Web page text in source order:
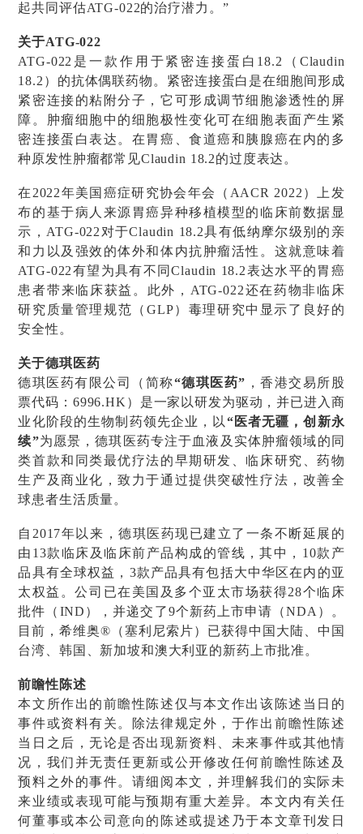
起共同评估ATG-022的治疗潜力。”
关于ATG-022
ATG-022是一款作用于紧密连接蛋白18.2（Claudin
18.2）的抗体偶联药物。紧密连接蛋白是在细胞间形成
紧密连接的粘附分子，它可形成调节细胞渗透性的屏
障。肿瘤细胞中的细胞极性变化可在细胞表面产生紧
密连接蛋白表达。在胃癌、食道癌和胰腺癌在内的多
种原发性肿瘤都常见Claudin 18.2的过度表达。
在2022年美国癌症研究协会年会（AACR 2022）上发
布的基于病人来源胃癌异种移植模型的临床前数据显
示，ATG-022对于Claudin 18.2具有低纳摩尔级别的亲
和力以及强效的体外和体内抗肿瘤活性。这就意味着
ATG-022有望为具有不同Claudin 18.2表达水平的胃癌
患者带来临床获益。此外，ATG-022还在药物非临床
研究质量管理规范（GLP）毒理研究中显示了良好的
安全性。
关于德琪医药
德琪医药有限公司（简称“德琪医药” ，香港交易所股
票代码：6996.HK）是一家以研发为驱动，并已进入商
业化阶段的生物制药领先企业，以 “医者无疆，创新永
续”为愿景，德琪医药专注于血液及实体肿瘤领域的同
类首款和同类最优疗法的早期研发、临床研究、药物
生产及商业化，致力于通过提供突破性疗法，改善全
球患者生活质量。
自2017年以来，德琪医药现已建立了一条不断延展的
由13款临床及临床前产品构成的管线，其中，10款产
品具有全球权益，3款产品具有包括大中华区在内的亚
太权益。公司已在美国及多个亚太市场获得28个临床
批件（IND），并递交了9个新药上市申请（NDA）。
目前，希维奥®（塞利尼索片）已获得中国大陆、中国
台湾、韩国、新加坡和澳大利亚的新药上市批准。
前瞻性陈述
本文所作出的前瞻性陈述仅与本文作出该陈述当日的
事件或资料有关。除法律规定外，于作出前瞻性陈述
当日之后，无论是否出现新资料、未来事件或其他情
况，我们并无责任更新或公开修改任何前瞻性陈述及
预料之外的事件。请细阅本文，并理解我们的实际未
来业绩或表现可能与预期有重大差异。本文内有关任
何董事或本公司意向的陈述或提述乃于本文章刊发日